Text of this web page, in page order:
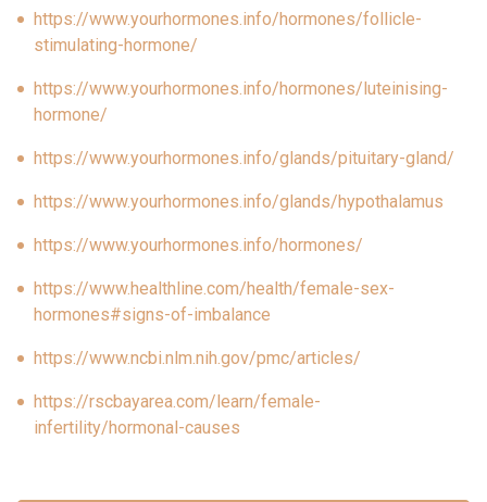
https://www.yourhormones.info/hormones/follicle-
stimulating-hormone/
https://www.yourhormones.info/hormones/luteinising-
hormone/
https://www.yourhormones.info/glands/pituitary-gland/
https://www.yourhormones.info/glands/hypothalamus
https://www.yourhormones.info/hormones/
https://www.healthline.com/health/female-sex-
hormones#signs-of-imbalance
https://www.ncbi.nlm.nih.gov/pmc/articles/
https://rscbayarea.com/learn/female-
infertility/hormonal-causes